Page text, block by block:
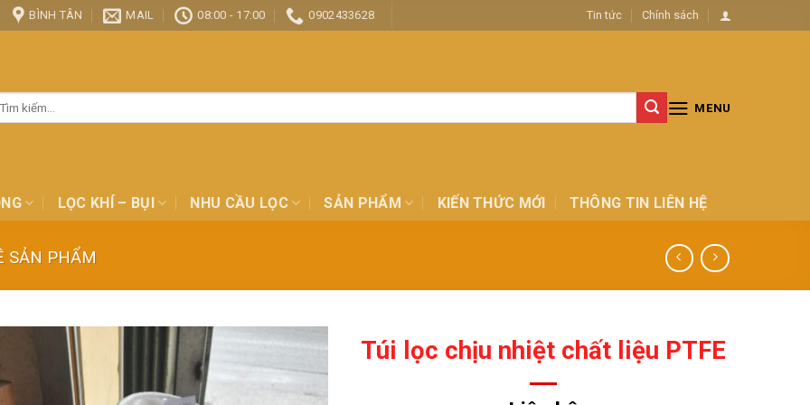
BÌNH TÂN MAIL 08:00 - 17:00 0902433628 Tin tức Chính sách
MENU
LỌC KHÍ – BỤI NHU CẦU LỌC SẢN PHẨM KIẾN THỨC MỚI THÔNG TIN LIÊN HỆ
SẢN PHẨM
Túi lọc chịu nhiệt chất liệu PTFE